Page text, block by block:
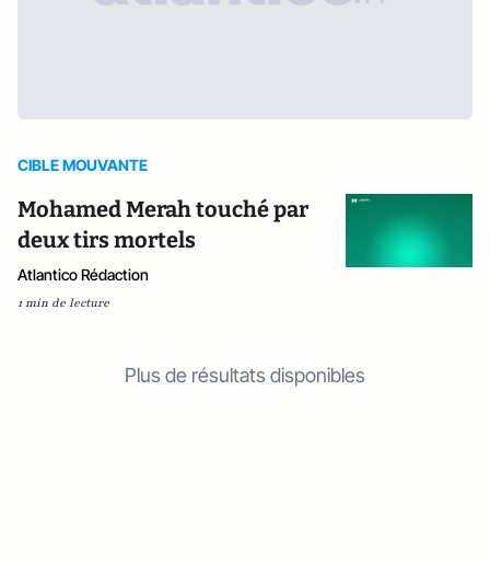
CIBLE MOUVANTE
Mohamed Merah touché par
deux tirs mortels
Atlantico Rédaction
1 min de lecture
Plus de résultats disponibles